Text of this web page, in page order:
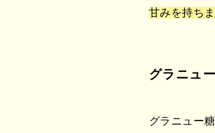
甘みを持ちま
グラニュ
グラニュー